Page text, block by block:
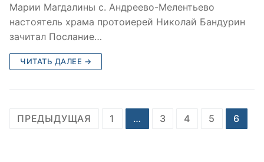
Марии Магдалины с. Андреево-Мелентьево
настоятель храма протоиерей Николай Бандурин
зачитал Послание…
ЧИТАТЬ ДАЛЕЕ →
Пагинация
ПРЕДЫДУЩАЯ 1 … 3 4 5 6